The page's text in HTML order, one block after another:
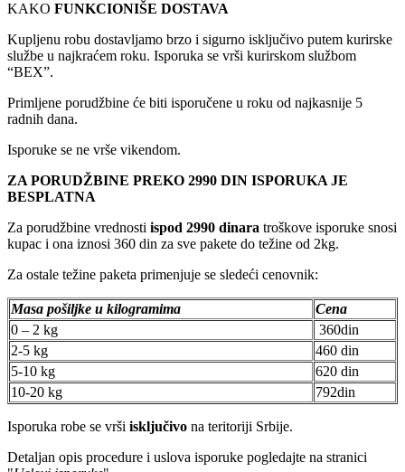
KAKO FUNKCIONIŠE DOSTAVA
Kupljenu robu dostavljamo brzo i sigurno isključivo putem kurirske
službe u najkraćem roku. Isporuka se vrši kurirskom službom
“BEX”.
Primljene porudžbine će biti isporučene u roku od najkasnije 5
radnih dana.
Isporuke se ne vrše vikendom.
ZA PORUDŽBINE PREKO 2990 DIN ISPORUKA JE
BESPLATNA
Za porudžbine vrednosti ispod 2990 dinara troškove isporuke snosi
kupac i ona iznosi 360 din za sve pakete do težine od 2kg.
Za ostale težine paketa primenjuje se sledeći cenovnik:
Masa pošiljke u kilogramima
Cena
0 – 2 kg
360din
2-5 kg
460 din
5-10 kg
620 din
10-20 kg
792din
Isporuka robe se vrši isključivo na teritoriji Srbije.
Detaljan opis procedure i uslova isporuke pogledajte na stranici